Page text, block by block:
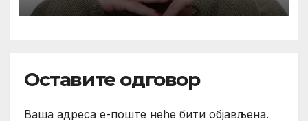
Оставите одговор
Ваша адреса е-поште неће бити објављена.